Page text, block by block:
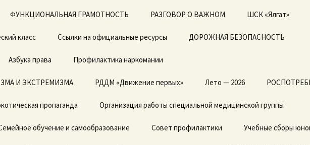
акты
о результатах
самообследования
Предписания органов,
ЕГЭ
ОГЭ
Архив документов в 1
ФУНКЦИОНАЛЬНАЯ ГРАМОТНОСТЬ РАЗГОВОР О ВАЖНОМ ШСК «Ялгат»
Всероссийские
класс Ссылки на официальные ресурсы ДОРОЖНАЯ БЕЗОПАСНОСТЬ
Азбука права Профилактика наркомании
И ЭКСТРЕМИЗМА РДДМ «Движение первых» Лето — 2026
пропаганда Организация работы специальной медицинской группы
обучение и самообразование Совет профилактики Учебные сборы